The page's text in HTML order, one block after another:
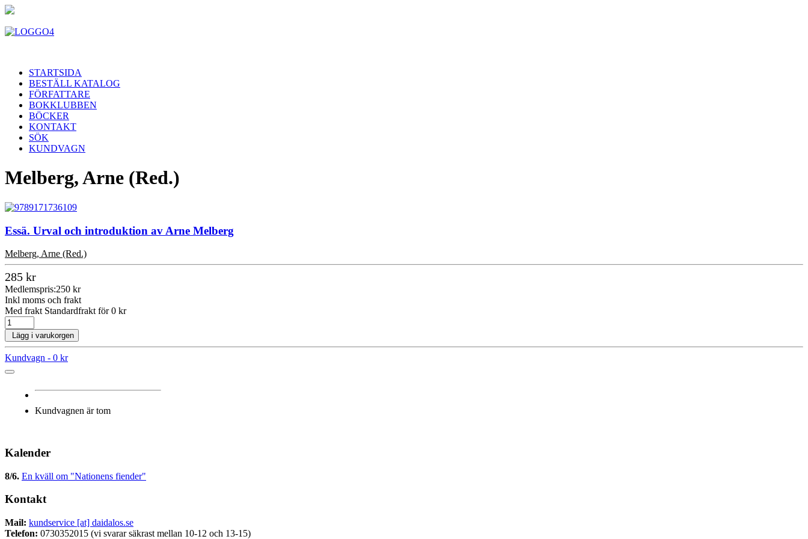
STARTSIDA
BESTÄLL KATALOG
FÖRFATTARE
BOKKLUBBEN
BÖCKER
KONTAKT
SÖK
KUNDVAGN
Melberg, Arne (Red.)
Essä. Urval och introduktion av Arne Melberg
Melberg, Arne (Red.)
285 kr
Medlemspris:250 kr
Inkl moms och frakt
Med frakt Standardfrakt för 0 kr
Lägg i varukorgen
Kundvagn - 0 kr
Kundvagnen är tom
Kalender
8/6. En kväll om "Nationens fiender"
Kontakt
Mail: kundservice [at] daidalos.se
Telefon: 0730352015 (vi svarar säkrast mellan 10-12 och 13-15)